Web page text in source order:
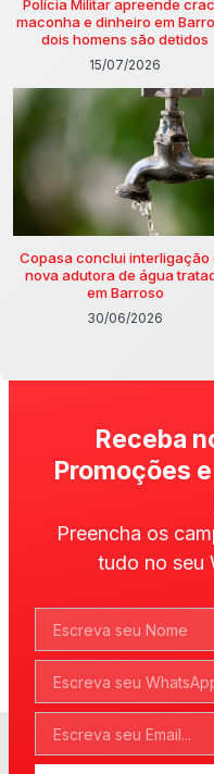
Polícia Militar apreende
maconha e dinheiro em
dois homens são detidos
15/07/2026
Copasa conclui interligação
nova adutora de água
em Barroso
30/06/2026
Receba
Promoções
Preencha os
tudo no seu